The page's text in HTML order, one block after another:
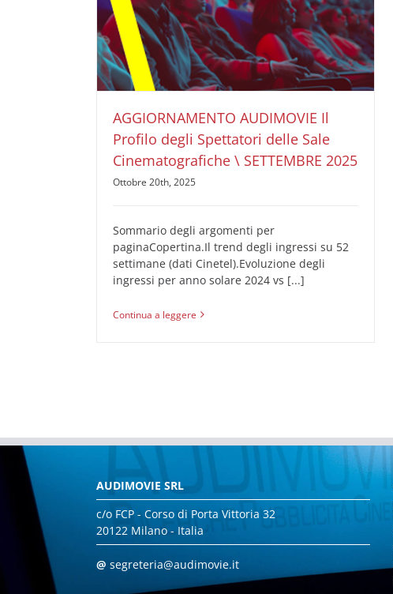
AGGIORNAMENTO AUDIMOVIE Il Profilo degli
Spettatori delle Sale Cinematografiche \
SETTEMBRE 2025
AUDIMOVIE Ricerche Pubblicità Cinema Il Profilo
degli Spettatori delle Sale Cinematografiche
AGGIORNAMENTO AUDIMOVIE Il
Profilo degli Spettatori delle Sale
Cinematografiche \ SETTEMBRE 2025
Ottobre 20th, 2025
Sommario degli argomenti per
paginaCopertina.Il trend degli ingressi su 52
settimane (dati Cinetel).Evoluzione degli
ingressi per anno solare 2024 vs [...]
Continua a leggere
AUDIMOVIE SRL
c/o FCP - Corso di Porta Vittoria 32
20122 Milano - Italia
@ segreteria@audimovie.it